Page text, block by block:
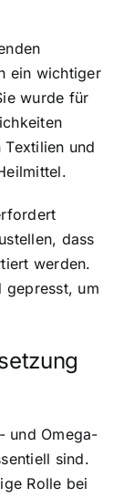
ein wichtiger
wurde für
und
dass
werden.
gepresst, um
und Omega-
sind.
Rolle bei